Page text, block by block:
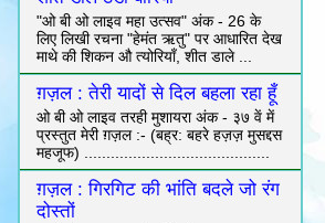
"ओ बी ओ लाइव महा उत्सव" अंक - 26 के
लिए लिखी रचना "हेमंत ऋतु" पर आधारित देख
माथे की शिकन औ त्योरियाँ, शीत डाले ...
ग़ज़ल : तेरी यादों से दिल बहला रहा हूँ
ओ बी ओ लाइव तरही मुशायरा अंक - ३७ वें में
प्रस्तुत मेरी ग़ज़ल :- (बह्र: बहरे हज़ज़ मुसद्दस
महजूफ) ..........................................
ग़ज़ल : गिरगिट की भांति बदले जो रंग
दोस्तों